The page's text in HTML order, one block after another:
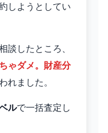
しようとしてい
談したところ、
ゃダメ。財産分
れました。
ルで一括査定し